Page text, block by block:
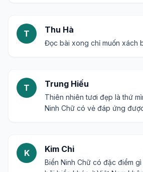
T Thu Hà
Đọc bài xong chỉ muốn xách
T Trung Hiếu
Thiên nhiên tươi đẹp là thứ
Ninh Chữ có vẻ đáp ứng
K Kim Chi
Biển Ninh Chữ có đặc điểm